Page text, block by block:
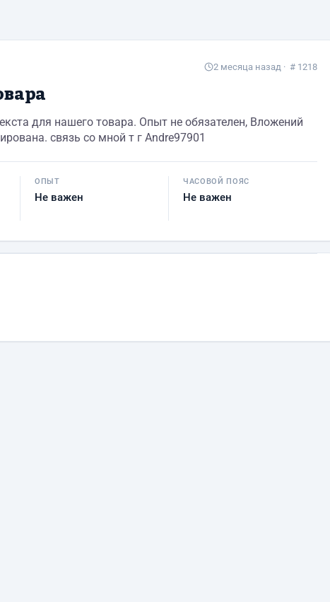
2 месяца назад · # 1218
для нашего товара. Опыт не обязателен, Вложений
связь со мной т г Andre97901
ОПЫТ
Не важен
ЧАСОВОЙ ПОЯС
Не важен